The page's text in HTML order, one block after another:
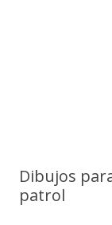
Dibujos
patrol